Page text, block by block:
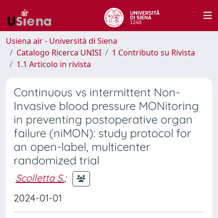
Usiena air - Università di Siena
Catalogo Ricerca UNISI
1 Contributo su Rivista
1.1 Articolo in rivista
Continuous vs intermittent Non-
Invasive blood pressure MONitoring
in preventing postoperative organ
failure (niMON): study protocol for
an open-label, multicenter
randomized trial
Scolletta S.;
2024-01-01